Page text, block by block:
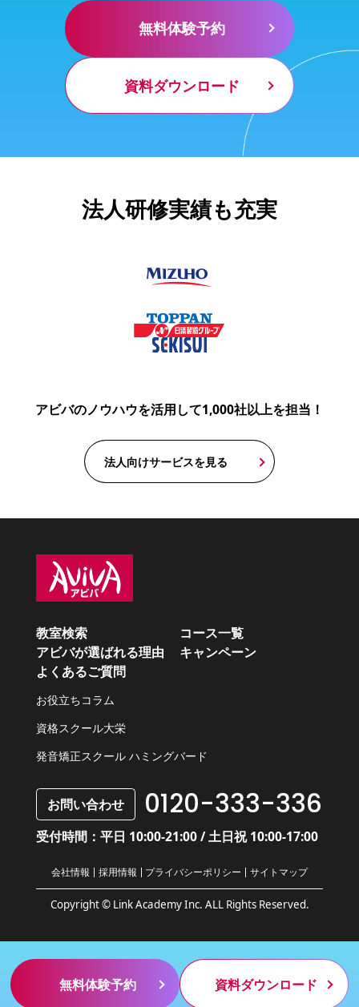
無料体験予約
資料ダウンロード
法人研修実績も充実
アビバのノウハウを活用して1,000社以上を担当！
法人向けサービスを見る
教室検索
コース一覧
アビバが選ばれる理由
キャンペーン
よくあるご質問
お役立ちコラム
資格スクール大栄
発音矯正スクール ハミングバード
お問い合わせ 0120-333-336
受付時間：平日 10:00-21:00 / 土日祝 10:00-17:00
Copyright © Link Academy Inc. ALL Rights Reserved.
会社情報 採用情報 プライバシーポリシー サイトマップ
無料体験予約 資料ダウンロード